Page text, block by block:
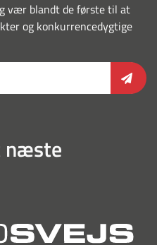
vær blandt de første til at
og konkurrencedygtige
næste